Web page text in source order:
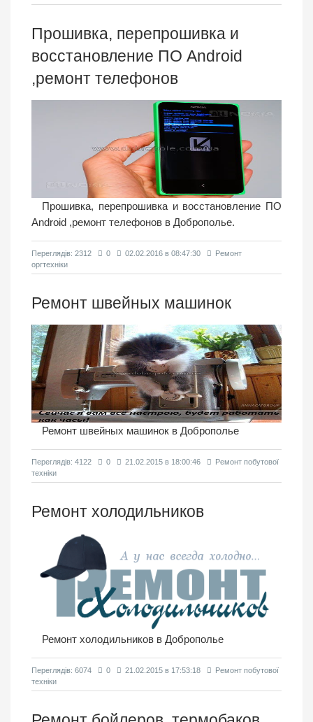
Прошивка, перепрошивка и
восстановление ПО Android
,ремонт телефонов
Прошивка, перепрошивка и восстановление ПО
Android ,ремонт телефонов в Доброполье.
Переглядiв: 2312 0 02.02.2016 в 08:47:30
Ремонт
оргтехніки
Ремонт швейных машинок
Ремонт швейных машинок в Доброполье
Переглядiв: 4122 0 21.02.2015 в 18:00:46
Ремонт побутової
техніки
Ремонт холодильников
Ремонт холодильников в Доброполье
Переглядiв: 6074 0 21.02.2015 в 17:53:18
Ремонт побутової
техніки